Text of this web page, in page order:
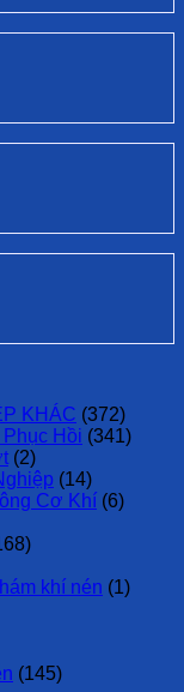
KHÁC (372)
Phục Hồi (341)
(2)
(14)
Cơ Khí (6)
khí nén (1)
(145)